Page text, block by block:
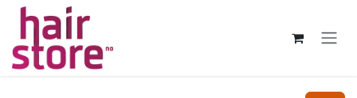
Skip to Content